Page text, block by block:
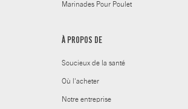
Marinades Pour Poulet
À PROPOS DE
Soucieux de la santé
Où l'acheter
Notre entreprise